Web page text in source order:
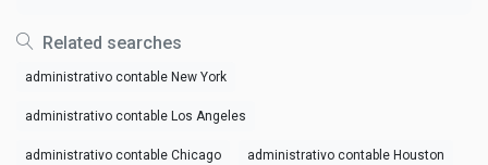
Related searches
administrativo contable New York
administrativo contable Los Angeles
administrativo contable Chicago administrativo contable Houston